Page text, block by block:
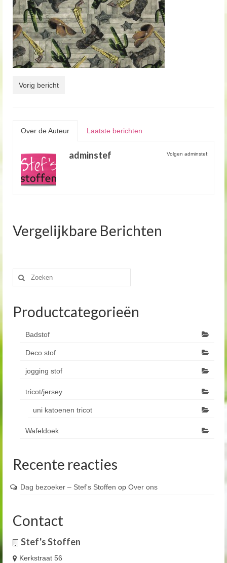
Vorig bericht
Over de Auteur Laatste berichten
Volgen adminstef:
adminstef
Vergelijkbare Berichten
Zoeken
naar:
Productcategorieën
Badstof
Deco stof
jogging stof
tricot/jersey
uni katoenen tricot
Wafeldoek
Recente reacties
Dag bezoeker – Stef's Stoffen op Over ons
Contact
Stef's Stoffen
Kerkstraat 56